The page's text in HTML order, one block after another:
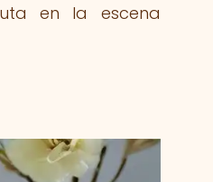
en la escena